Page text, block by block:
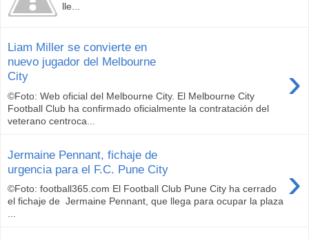
lle...
Liam Miller se convierte en
nuevo jugador del Melbourne
City
›
©Foto: Web oficial del Melbourne City. El Melbourne City
Football Club ha confirmado oficialmente la contratación del
veterano centroca...
Jermaine Pennant, fichaje de
urgencia para el F.C. Pune City
›
©Foto: football365.com El Football Club Pune City ha cerrado
el fichaje de Jermaine Pennant, que llega para ocupar la plaza
...